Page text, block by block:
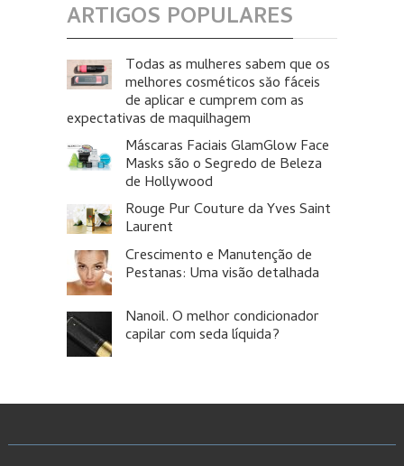
ARTIGOS POPULARES
Todas as mulheres sabem que os
melhores cosméticos săo fáceis
de aplicar e cumprem com as
expectativas de maquilhagem
Máscaras Faciais GlamGlow Face
Masks são o Segredo de Beleza
de Hollywood
Rouge Pur Couture da Yves Saint
Laurent
Crescimento e Manutenção de
Pestanas: Uma visão detalhada
Nanoil. O melhor condicionador
capilar com seda líquida?